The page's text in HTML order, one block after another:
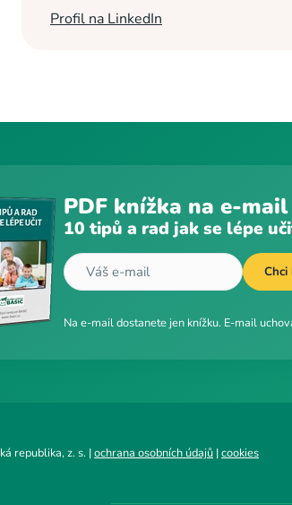
Profil na LinkedIn
PDF knížka na e-mail
10 tipů a rad jak se lépe
Chci
Na e-mail dostanete jen knížku. E-mail
republika, z. s. |ochrana osobních údajů |cookies